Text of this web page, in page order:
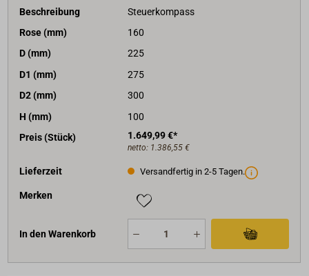
Beschreibung
Steuerkompass
Rose (mm)
160
D (mm)
225
D1 (mm)
275
D2 (mm)
300
H (mm)
100
Preis (Stück)
1.649,99 €*
netto: 1.386,55 €
Lieferzeit Versandfertig in 2-5 Tagen.
Merken
In den Warenkorb